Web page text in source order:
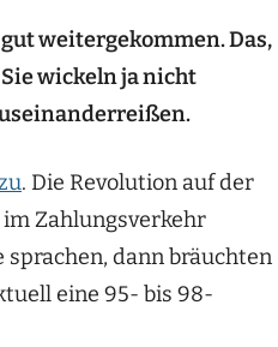
weitergekommen. Das,
wickeln ja nicht
. Die Revolution auf der
Zahlungsverkehr
sprachen, dann bräuchten
eine 95- bis 98-